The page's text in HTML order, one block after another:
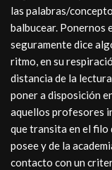
las palabras/
balbucear. Ponernos
seguramente dice
ritmo, en su
distancia de la
poner a disposición
aquellos profesores
que transita en el filo
posee y de la
contacto con un